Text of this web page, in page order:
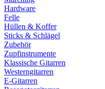
Hardware
Felle
Hüllen & Koffer
Sticks & Schlägel
Zubehör
Zupfinstrumente
Klassische Gitarren
Westerngitarren
E-Gitarren